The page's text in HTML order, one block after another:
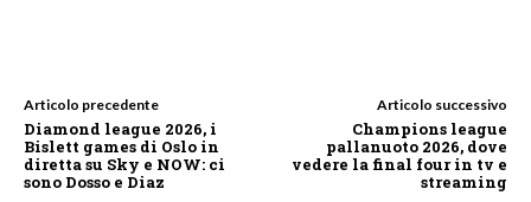
Articolo precedente
Diamond league 2026, i
Bislett games di Oslo in
diretta su Sky e NOW: ci
sono Dosso e Diaz
Articolo successivo
Champions league
pallanuoto 2026, dove
vedere la final four in tv e
streaming